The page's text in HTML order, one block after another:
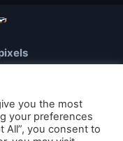
you the most
your preferences
All”, you consent to